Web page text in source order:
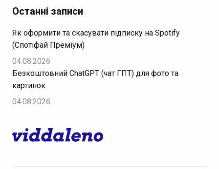
Останні записи
Як оформити та скасувати підписку на Spotify
(Спотіфай Преміум)
04.08.2026
Безкоштовний ChatGPT (чат ГПТ) для фото та
картинок
04.08.2026